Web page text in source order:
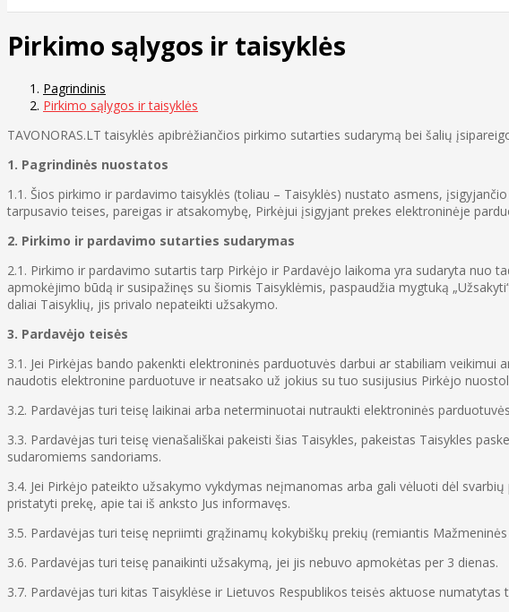
Pirkimo sąlygos ir taisyklės
Pagrindinis
Pirkimo sąlygos ir taisyklės
TAVONORAS.LT taisyklės apibrėžiančios pirkimo sutarties sudarymą bei šalių
1. Pagrindinės nuostatos
1.1. Šios pirkimo ir pardavimo taisyklės (toliau – Taisyklės) nustato asmens,
tarpusavio teises, pareigas ir atsakomybę, Pirkėjui įsigyjant prekes elektroninėje
2. Pirkimo ir pardavimo sutarties sudarymas
2.1. Pirkimo ir pardavimo sutartis tarp Pirkėjo ir Pardavėjo laikoma yra sudaryta nuo
apmokėjimo būdą ir susipažinęs su šiomis Taisyklėmis, paspaudžia mygtuką
daliai Taisyklių, jis privalo nepateikti užsakymo.
3. Pardavėjo teisės
3.1. Jei Pirkėjas bando pakenkti elektroninės parduotuvės darbui ar stabiliam
naudotis elektronine parduotuve ir neatsako už jokius su tuo susijusius Pirkėjo
3.2. Pardavėjas turi teisę laikinai arba neterminuotai nutraukti elektroninės
3.3. Pardavėjas turi teisę vienašališkai pakeisti šias Taisykles, pakeistas Taisykles
sudaromiems sandoriams.
3.4. Jei Pirkėjo pateikto užsakymo vykdymas neįmanomas arba gali vėluoti dėl
pristatyti prekę, apie tai iš anksto Jus informavęs.
3.5. Pardavėjas turi teisę nepriimti grąžinamų kokybiškų prekių (remiantis
3.6. Pardavėjas turi teisę panaikinti užsakymą, jei jis nebuvo apmokėtas per 3 dienas.
3.7. Pardavėjas turi kitas Taisyklėse ir Lietuvos Respublikos teisės aktuose numatytas